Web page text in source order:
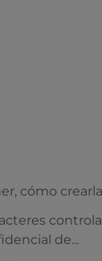
cómo
de...